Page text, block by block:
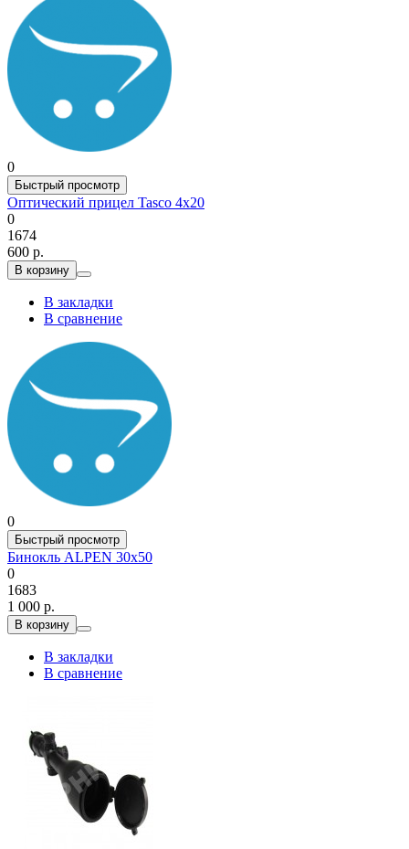
0
Быстрый просмотр
Оптический прицел Tasco 4х20
0
1674
600 р.
В корзину
В закладки
В сравнение
0
Быстрый просмотр
Бинокль ALPEN 30x50
0
1683
1 000 р.
В корзину
В закладки
В сравнение